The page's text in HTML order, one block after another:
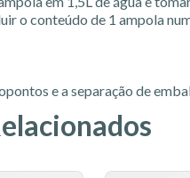
o conteúdo de 1 ampola
e a separação de